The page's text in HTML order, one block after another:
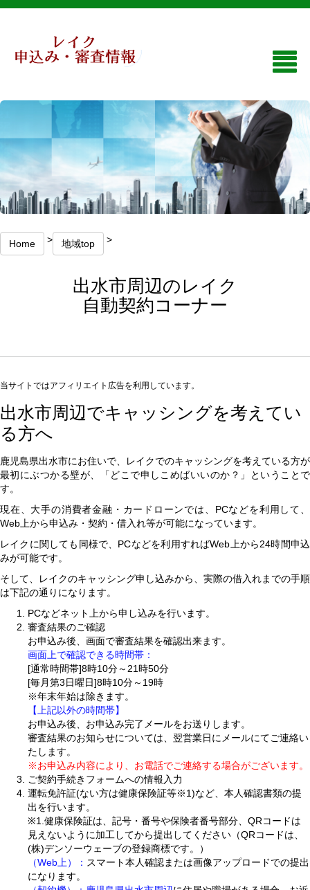
Home > 地域top >
出水市周辺のレイク
自動契約コーナー
当サイトではアフィリエイト広告を利用しています。
出水市周辺でキャッシングを考えてい
る方へ
鹿児島県出水市にお住いで、レイクでのキャッシングを考えている方が
最初にぶつかる壁が、「どこで申しこめばいいのか？」ということで
す。
現在、大手の消費者金融・カードローンでは、PCなどを利用して、
Web上から申込み・契約・借入れ等が可能になっています。
レイクに関しても同様で、PCなどを利用すればWeb上から24時間申込
みが可能です。
そして、レイクのキャッシング申し込みから、実際の借入れまでの手順
は下記の通りになります。
PCなどネット上から申し込みを行います。
審査結果のご確認
お申込み後、画面で審査結果を確認出来ます。
画面上で確認できる時間帯：
[通常時間帯]8時10分～21時50分
[毎月第3日曜日]8時10分～19時
※年末年始は除きます。
【上記以外の時間帯】
お申込み後、お申込み完了メールをお送りします。
審査結果のお知らせについては、翌営業日にメールにてご連絡い
たします。
※お申込み内容により、お電話でご連絡する場合がございます。
ご契約手続きフォームへの情報入力
運転免許証(ない方は健康保険証等※1)など、本人確認書類の提
出を行います。
※1.健康保険証は、記号・番号や保険者番号部分、QRコードは
見えないように加工してから提出してください（QRコードは、
(株)デンソーウェーブの登録商標です。）
（Web上）： スマート本人確認または画像アップロードでの提出
になります。